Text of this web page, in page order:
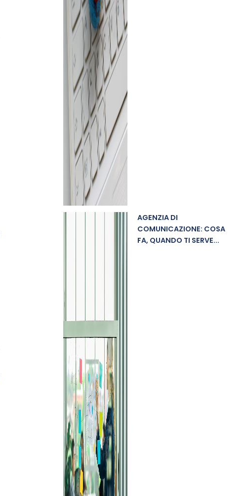
AGENZIA DI
COMUNICAZIONE: COSA
FA, QUANDO TI SERVE...